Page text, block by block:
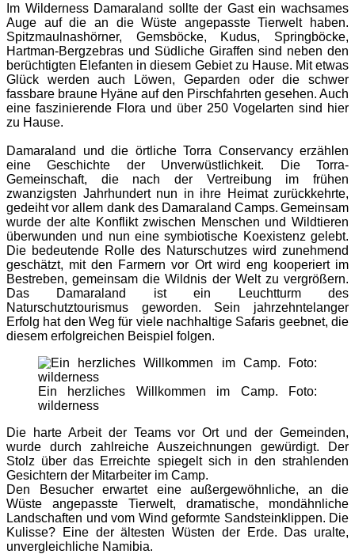
Im Wilderness Damaraland sollte der Gast ein wachsames
Auge auf die an die Wüste angepasste Tierwelt haben.
Spitzmaulnashörner, Gemsböcke, Kudus, Springböcke,
Hartman-Bergzebras und Südliche Giraffen sind neben den
berüchtigten Elefanten in diesem Gebiet zu Hause. Mit etwas
Glück werden auch Löwen, Geparden oder die schwer
fassbare braune Hyäne auf den Pirschfahrten gesehen. Auch
eine faszinierende Flora und über 250 Vogelarten sind hier
zu Hause.
Damaraland und die örtliche Torra Conservancy erzählen
eine Geschichte der Unverwüstlichkeit. Die Torra-
Gemeinschaft, die nach der Vertreibung im frühen
zwanzigsten Jahrhundert nun in ihre Heimat zurückkehrte,
gedeiht vor allem dank des Damaraland Camps. Gemeinsam
wurde der alte Konflikt zwischen Menschen und Wildtieren
überwunden und nun eine symbiotische Koexistenz gelebt.
Die bedeutende Rolle des Naturschutzes wird zunehmend
geschätzt, mit den Farmern vor Ort wird eng kooperiert im
Bestreben, gemeinsam die Wildnis der Welt zu vergrößern.
Das Damaraland ist ein Leuchtturm des
Naturschutztourismus geworden. Sein jahrzehntelanger
Erfolg hat den Weg für viele nachhaltige Safaris geebnet, die
diesem erfolgreichen Beispiel folgen.
Ein herzliches Willkommen im Camp. Foto:
wilderness
Die harte Arbeit der Teams vor Ort und der Gemeinden,
wurde durch zahlreiche Auszeichnungen gewürdigt. Der
Stolz über das Erreichte spiegelt sich in den strahlenden
Gesichtern der Mitarbeiter im Camp.
Den Besucher erwartet eine außergewöhnliche, an die
Wüste angepasste Tierwelt, dramatische, mondähnliche
Landschaften und vom Wind geformte Sandsteinklippen. Die
Kulisse? Eine der ältesten Wüsten der Erde. Das uralte,
unvergleichliche Namibia.